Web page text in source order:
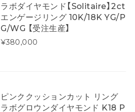
ラボダイヤモンド【Solitaire】2ct
エンゲージリング 10K/18K YG/P
G/WG 【受注生産】
¥380,000
ピンククッションカット リング
ラボグロウンダイヤモンド K18 P